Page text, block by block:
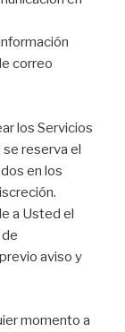
correo
los Servicios
reserva el
en los
a Usted el
aviso y
momento a